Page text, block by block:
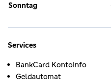
Sonntag
Services
BankCard KontoInfo
Geldautomat